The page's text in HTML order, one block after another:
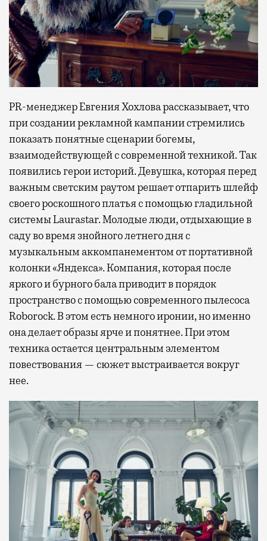
PR-менеджер Евгения Хохлова рассказывает, что
при создании рекламной кампании стремились
показать понятные сценарии богемы,
взаимодействующей с современной техникой. Так
появились герои историй. Девушка, которая перед
важным светским раутом решает отпарить шлейф
своего роскошного платья с помощью гладильной
системы Laurastar. Молодые люди, отдыхающие в
саду во время знойного летнего дня с
музыкальным аккомпанементом от портативной
колонки «Яндекса». Компания, которая после
яркого и бурного бала приводит в порядок
пространство с помощью современного пылесоса
Roborock. В этом есть немного иронии, но именно
она делает образы ярче и понятнее. При этом
техника остается центральным элементом
повествования — сюжет выстраивается вокруг
нее.